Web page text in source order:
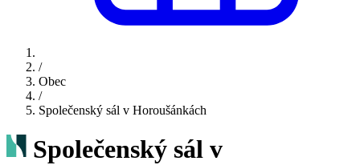
/
Obec
/
Společenský sál v Horoušánkách
Společenský sál v